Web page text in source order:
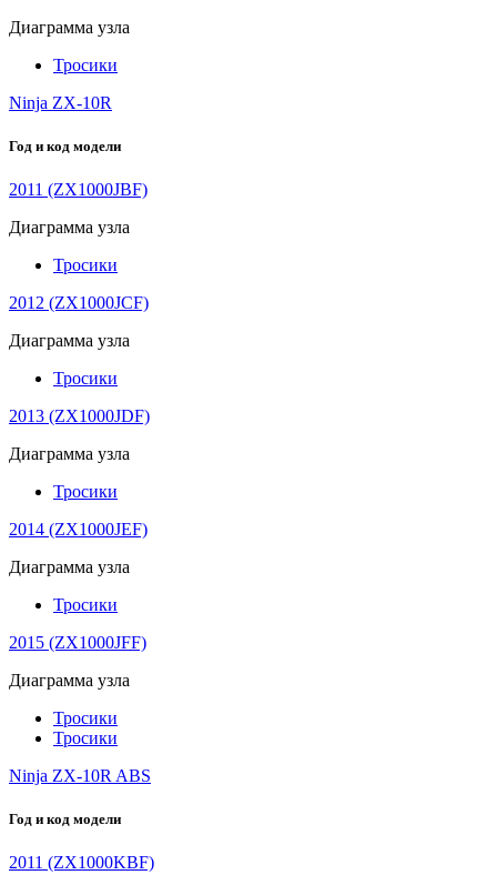
Диаграмма узла
Тросики
Ninja ZX-10R
Год и код модели
2011 (ZX1000JBF)
Диаграмма узла
Тросики
2012 (ZX1000JCF)
Диаграмма узла
Тросики
2013 (ZX1000JDF)
Диаграмма узла
Тросики
2014 (ZX1000JEF)
Диаграмма узла
Тросики
2015 (ZX1000JFF)
Диаграмма узла
Тросики
Тросики
Ninja ZX-10R ABS
Год и код модели
2011 (ZX1000KBF)